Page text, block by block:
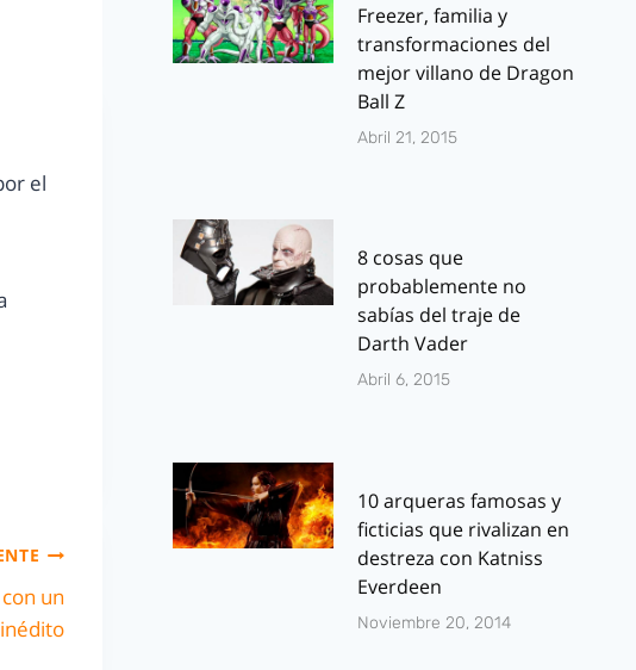
el
un
Freezer, familia y
transformaciones del
mejor villano de Dragon
Ball Z
Abril 21, 2015
8 cosas que
probablemente no
sabías del traje de
Darth Vader
Abril 6, 2015
10 arqueras famosas y
ficticias que rivalizan en
destreza con Katniss
Everdeen
Noviembre 20, 2014